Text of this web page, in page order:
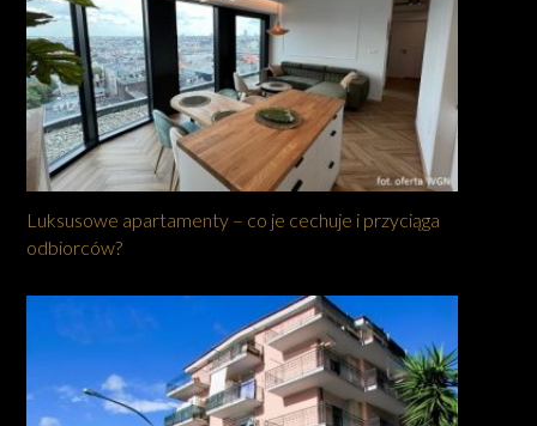
Luksusowe apartamenty – co je cechuje i przyciąga
odbiorców?